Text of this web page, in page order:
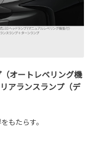
オートレベリング機
アランスランプ（デ
もたらす。